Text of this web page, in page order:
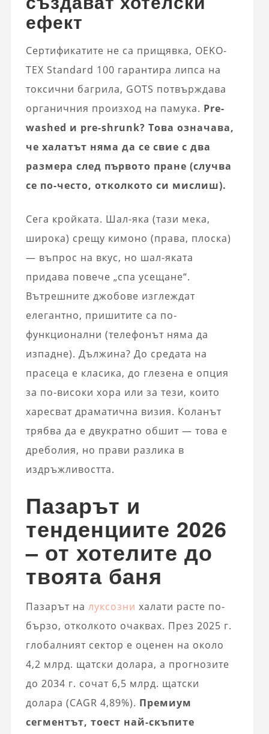
ефект
Сертификатите не са прищявка, OEKO-
TEX Standard 100 гарантира липса на
токсични багрила, GOTS потвърждава
органичния произход на памука. Pre-
washed и pre-shrunk? Това означава,
че халатът няма да се свие с два
размера след първото пране (случва
се по-често, отколкото си мислиш).
Сега кройката. Шал-яка (тази мека,
широка) срещу кимоно (права, плоска)
— въпрос на вкус, но шал-яката
придава повече „спа усещане“.
Вътрешните джобове изглеждат
елегантно, пришитите са по-
функционални (телефонът няма да
изпадне). Дължина? До средата на
прасеца е класика, до глезена е опция
за по-високи хора или за тези, които
харесват драматична визия. Коланът
трябва да е двукратно обшит — това е
дреболия, но прави разлика в
издръжливостта.
Пазарът и
тенденциите 2026
– от хотелите до
твоята баня
Пазарът на луксозни халати расте по-
бързо, отколкото очаквах. През 2025 г.
глобалният сектор е оценен на около
4,2 млрд. щатски долара, а прогнозите
до 2034 г. сочат 6,5 млрд. щатски
долара (CAGR 4,89%). Премиум
сегментът, тоест най-скъпите